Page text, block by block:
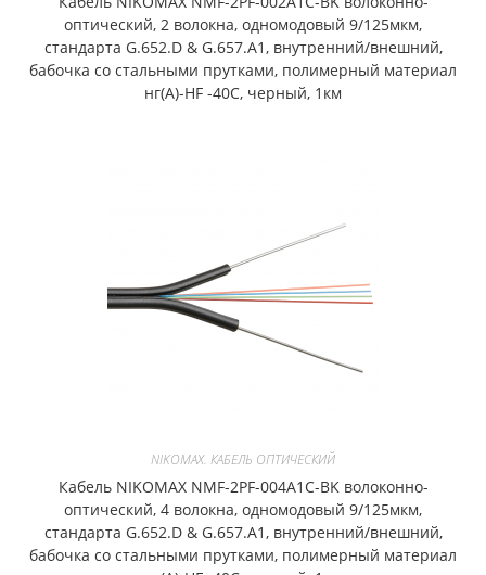
оптический, 2 волокна, одномодовый 9/125мкм,
стандарта G.652.D & G.657.A1, внутренний/внешний,
бабочка со стальными прутками, полимерный материал
нг(A)-HF -40C, черный, 1км
NIKOMAX. КАБЕЛЬ ОПТИЧЕСКИЙ
Кабель NIKOMAX NMF-2PF-004A1C-BK волоконно-
оптический, 4 волокна, одномодовый 9/125мкм,
стандарта G.652.D & G.657.A1, внутренний/внешний,
бабочка со стальными прутками, полимерный материал